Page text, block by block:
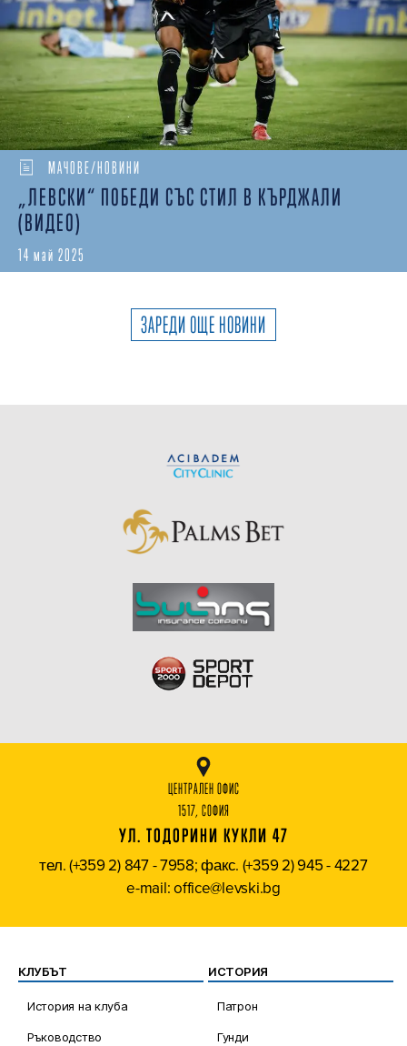
МАЧОВЕ/НОВИНИ
„ЛЕВСКИ“ ПОБЕДИ СЪС СТИЛ В КЪРДЖАЛИ
(ВИДЕО)
14 май 2025
ЗАРЕДИ ОЩЕ НОВИНИ
ЦЕНТРАЛЕН ОФИС
1517, СОФИЯ
УЛ. ТОДОРИНИ КУКЛИ 47
тел. (+359 2) 847 - 7958; факс. (+359 2) 945 - 4227
e-mail: office@levski.bg
КЛУБЪТ
История на клуба
Ръководство
ИСТОРИЯ
Патрон
Гунди